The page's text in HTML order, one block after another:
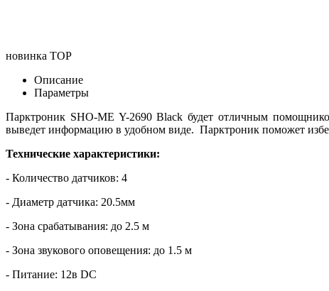
новинка TOP
Описание
Параметры
Парктроник SHO-ME Y-2690 Black будет отличным
выведет информацию в удобном виде. Парктроник поможет
Технические характеристики:
- Количество датчиков: 4
- Диаметр датчика: 20.5мм
- Зона срабатывания: до 2.5 м
- Зона звукового оповещения: до 1.5 м
- Питание: 12в DC